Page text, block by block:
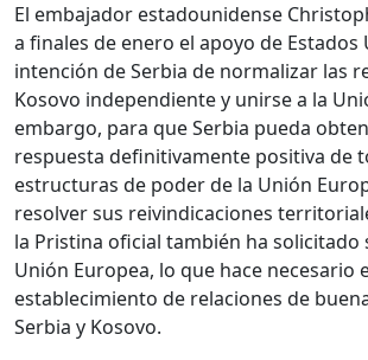
El embajador estadounidense
a finales de enero el apoyo de Estados
intención de Serbia de normalizar las
Kosovo independiente y unirse a la
embargo, para que Serbia pueda
respuesta definitivamente positiva de
estructuras de poder de la Unión
resolver sus reivindicaciones
la Pristina oficial también ha solicitado
Unión Europea, lo que hace necesario
establecimiento de relaciones de
Serbia y Kosovo.